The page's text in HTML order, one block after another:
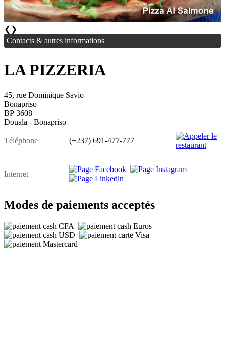
❮ ❯
Contacts & autres informations
LA PIZZERIA
45, rue Dominique Savio
Bonapriso
BP 3608
Douala - Bonapriso
Téléphone (+237) 691-477-777
Internet
Modes de paiements acceptés